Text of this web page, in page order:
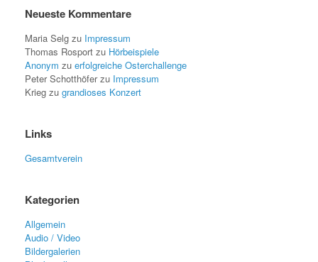
Neueste Kommentare
Maria Selg zu Impressum
Thomas Rosport zu Hörbeispiele
Anonym zu erfolgreiche Osterchallenge
Peter Schotthöferzu Impressum
Krieg zu grandioses Konzert
Links
Gesamtverein
Kategorien
Allgemein
Audio / Video
Bildergalerien